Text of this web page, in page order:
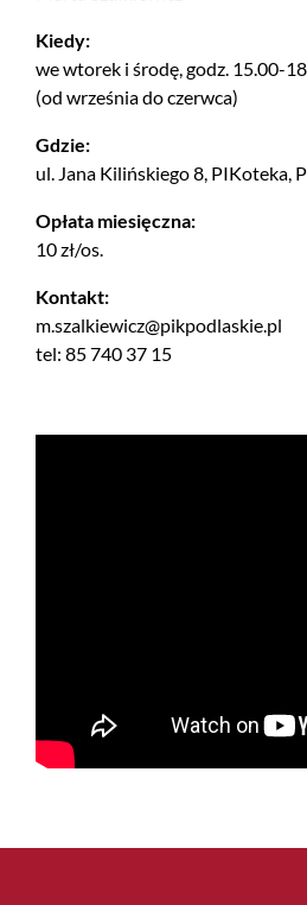
Kiedy:
we wtorek i środę, godz. 15.00-
(od września do czerwca)
Gdzie:
ul. Jana Kilińskiego 8, PIKoteka,
Opłata miesięczna:
10 zł/os.
Kontakt:
m.szalkiewicz@pikpodlaskie.pl
tel: 85 740 37 15